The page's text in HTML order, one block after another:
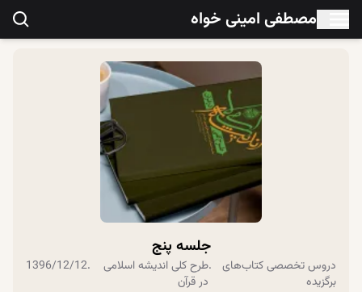
مصطفی امینی خواه
جلسه پنج
دروس تخصصیکتاب‌های
برگزیده
.طرح کلی اندیشه اسلامی
در قرآن
.
1396/12/12